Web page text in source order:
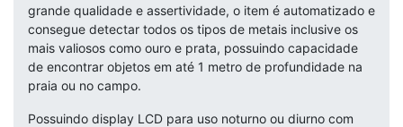
grande qualidade e assertividade, o item é automatizado e
consegue detectar todos os tipos de metais inclusive os
mais valiosos como ouro e prata, possuindo capacidade
de encontrar objetos em até 1 metro de profundidade na
praia ou no campo.
Possuindo display LCD para uso noturno ou diurno com